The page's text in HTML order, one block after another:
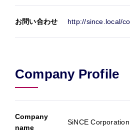
お問い合わせ http://since.local/
Company Profile
Company
name
SiNCE Corporation